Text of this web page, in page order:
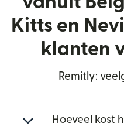
Kitts en
klanten
Remitly:
Hoeveel kost